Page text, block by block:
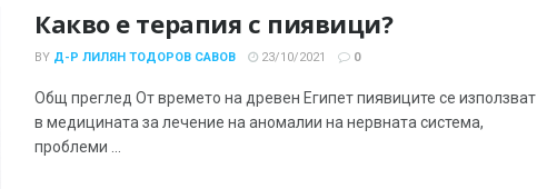
Какво е терапия с пиявици?
BY Д-Р ЛИЛЯН ТОДОРОВ САВОВ 23/10/2021 0
Общ преглед От времето на древен Египет пиявиците се използват
в медицината за лечение на аномалии на нервната система,
проблеми ...